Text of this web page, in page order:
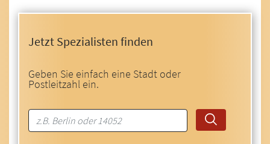
Jetzt Spezialisten finden
Geben Sie einfach eine Stadt oder
Postleitzahl ein.